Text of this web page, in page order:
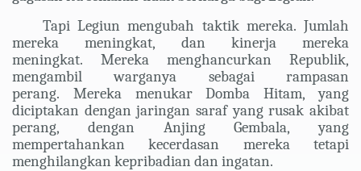
Tapi Legiun mengubah taktik mereka. Jumlah
mereka meningkat, dan kinerja mereka
meningkat. Mereka menghancurkan Republik,
mengambil warganya sebagai rampasan
perang. Mereka menukar Domba Hitam, yang
diciptakan dengan jaringan saraf yang rusak akibat
perang, dengan Anjing Gembala, yang
mempertahankan kecerdasan mereka tetapi
menghilangkan kepribadian dan ingatan.